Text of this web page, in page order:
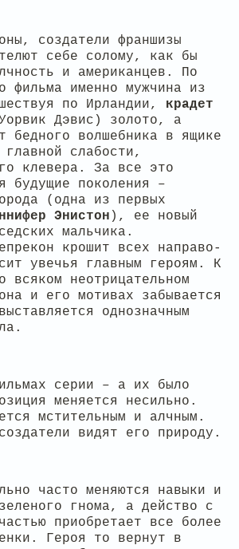
создатели франшизы
себе солому, как бы
и американцев. По
фильма именно мужчина из
по Ирландии, крадет
Дэвис) золото, а
бедного волшебника в ящике
слабости,
клевера. За все это
будущие поколения –
(одна из первых
Энистон ), ее новый
мальчика.
крошит всех направо-
увечья главным героям. К
всяком неотрицательном
и его мотивах забывается
однозначным
серии – а их было
меняется несильно.
мстительным и алчным.
видят его природу.
часто меняются навыки и
гнома, а действо с
приобретает все более
Героя то вернут в